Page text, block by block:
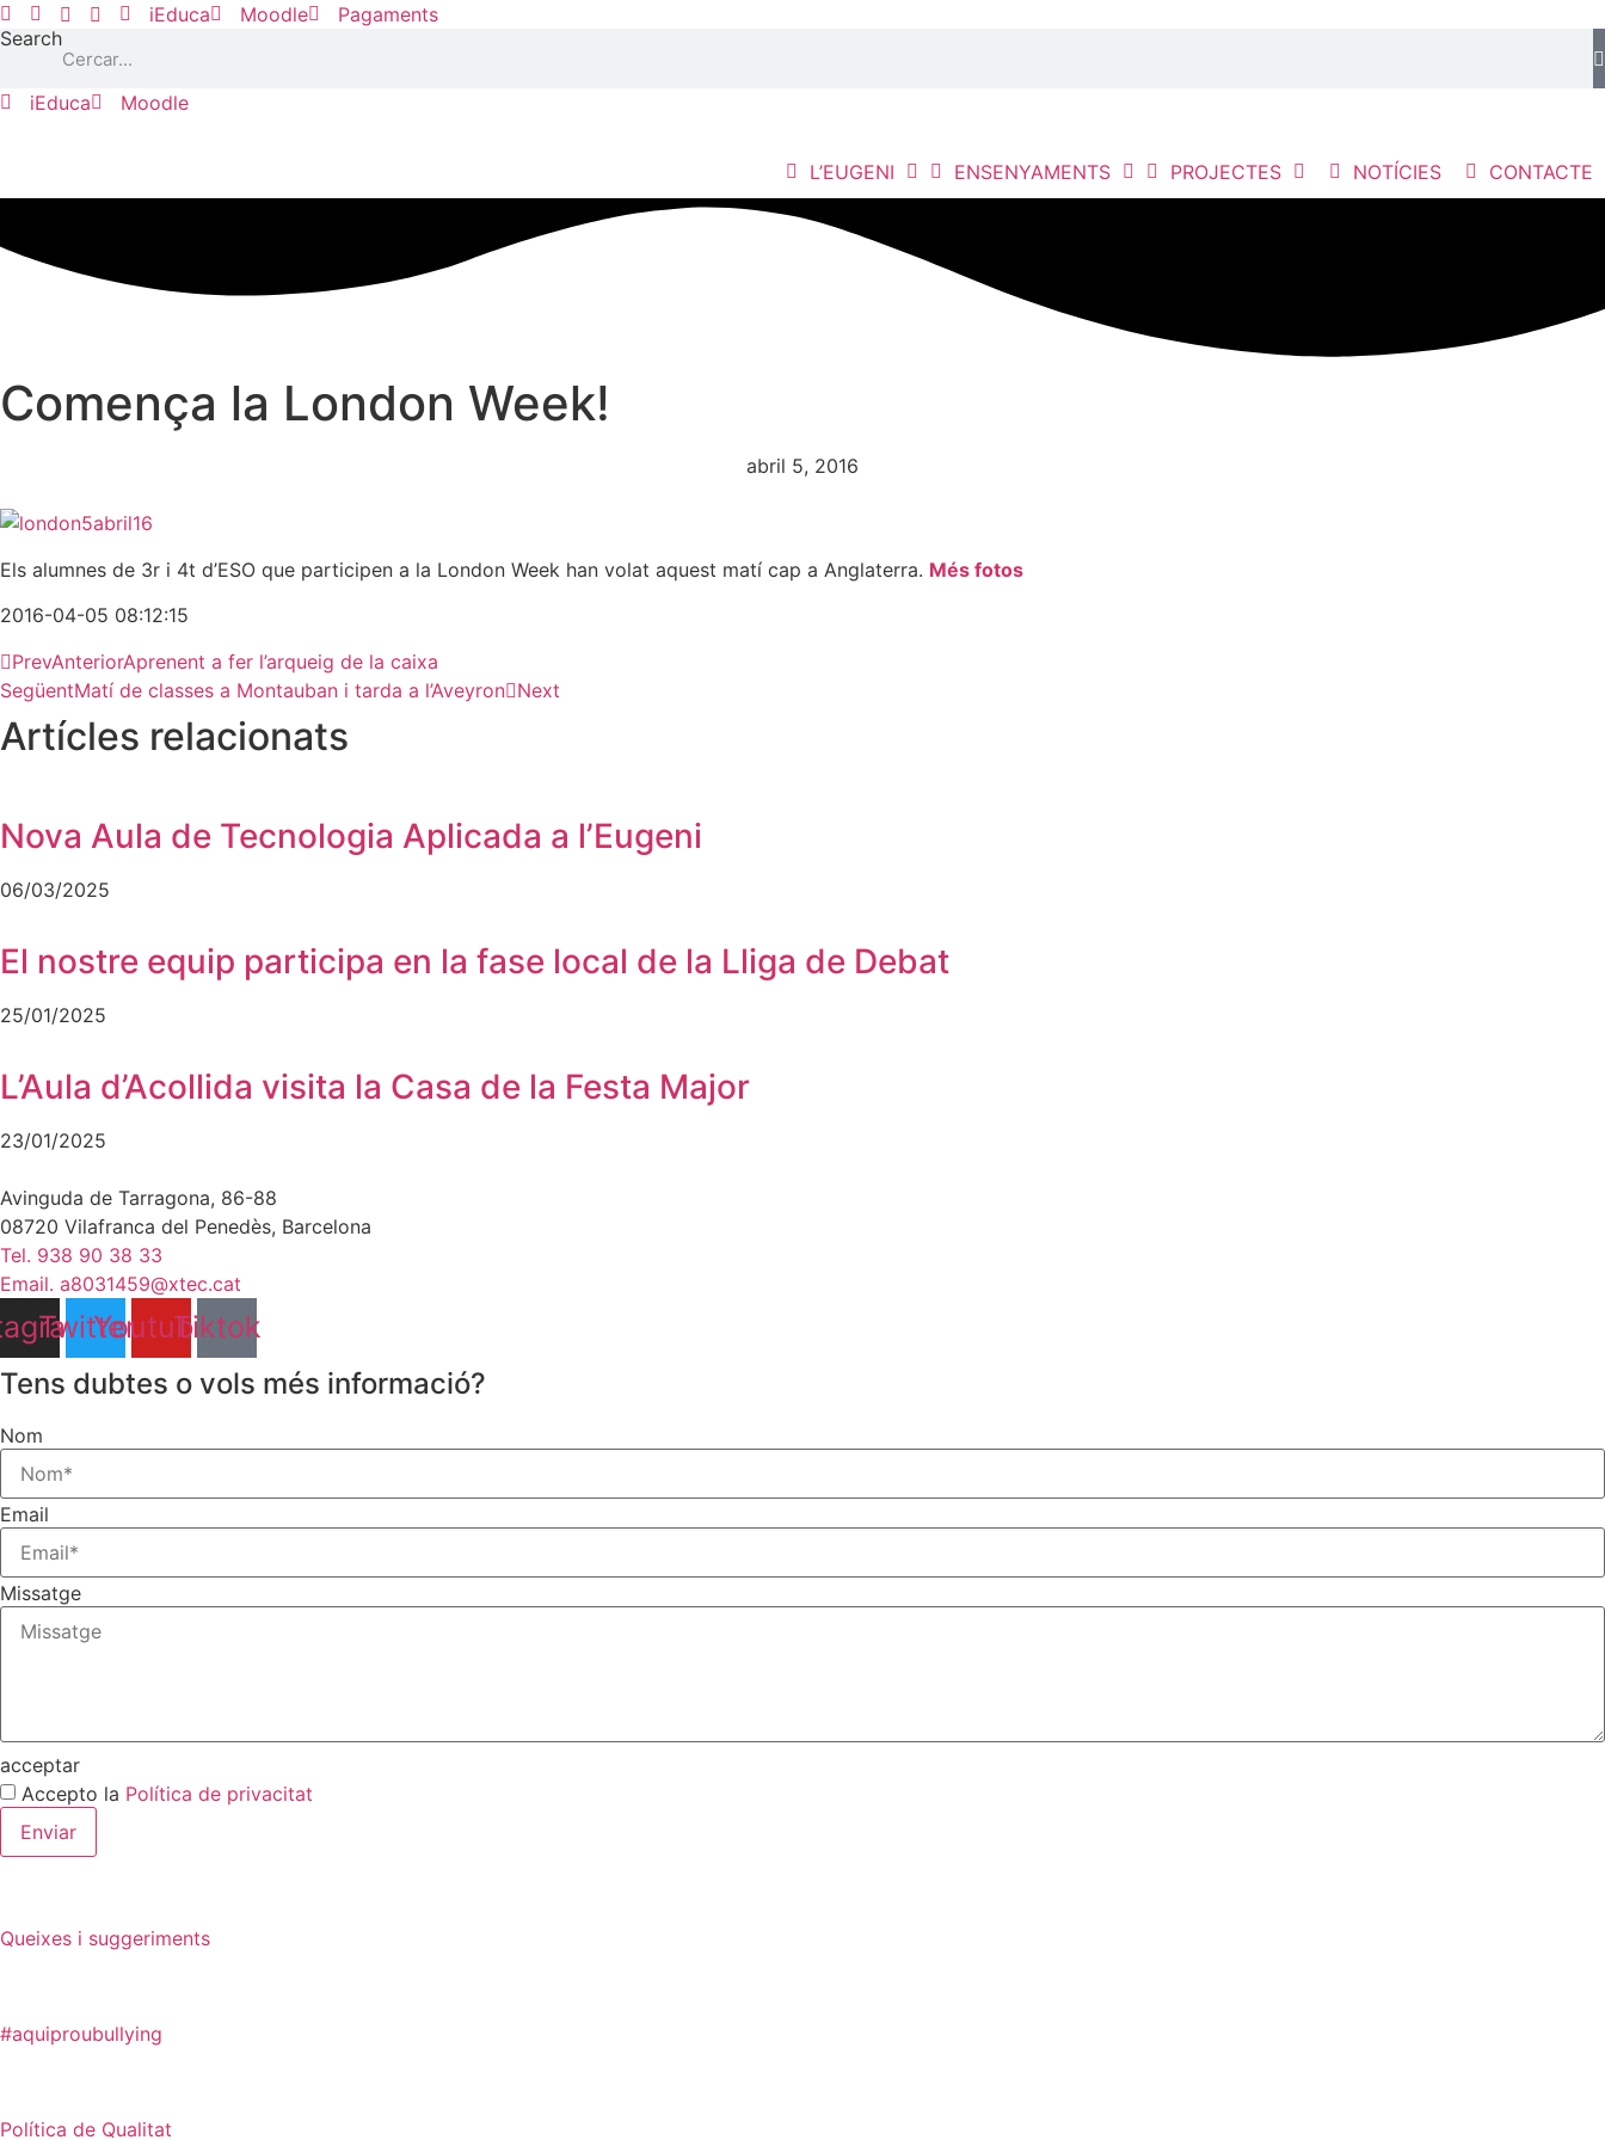
Vés
al
contingut
iEduca Moodle
Pagaments
Search
iEduca Moodle
L’EUGENI ENSENYAMENTS PROJECTES NOTÍCIES CONTACTE
Comença la London Week!
abril 5, 2016
Els alumnes de 3r i 4t d’ESO que participen a la London Week han volat aquest matí cap a Anglaterra. Més fotos
2016-04-05 08:12:15
PrevAnteriorAprenent a fer l’arqueig de la caixa
SegüentMatí de classes a Montauban i tarda a l’Aveyron Next
Artícles relacionats
Nova Aula de Tecnologia Aplicada a l’Eugeni
06/03/2025
El nostre equip participa en la fase local de la Lliga de Debat
25/01/2025
L’Aula d’Acollida visita la Casa de la Festa Major
23/01/2025
Avinguda de Tarragona, 86-88
08720 Vilafranca del Penedès, Barcelona
Tel. 938 90 38 33
Email. a8031459@xtec.cat
TwitterYoutubeTiktok
Tens dubtes o vols més informació?
Nom
Email
Missatge
acceptar
Accepto la Política de privacitat
Enviar
Queixes i suggeriments
#aquiproubullying
Política de Qualitat